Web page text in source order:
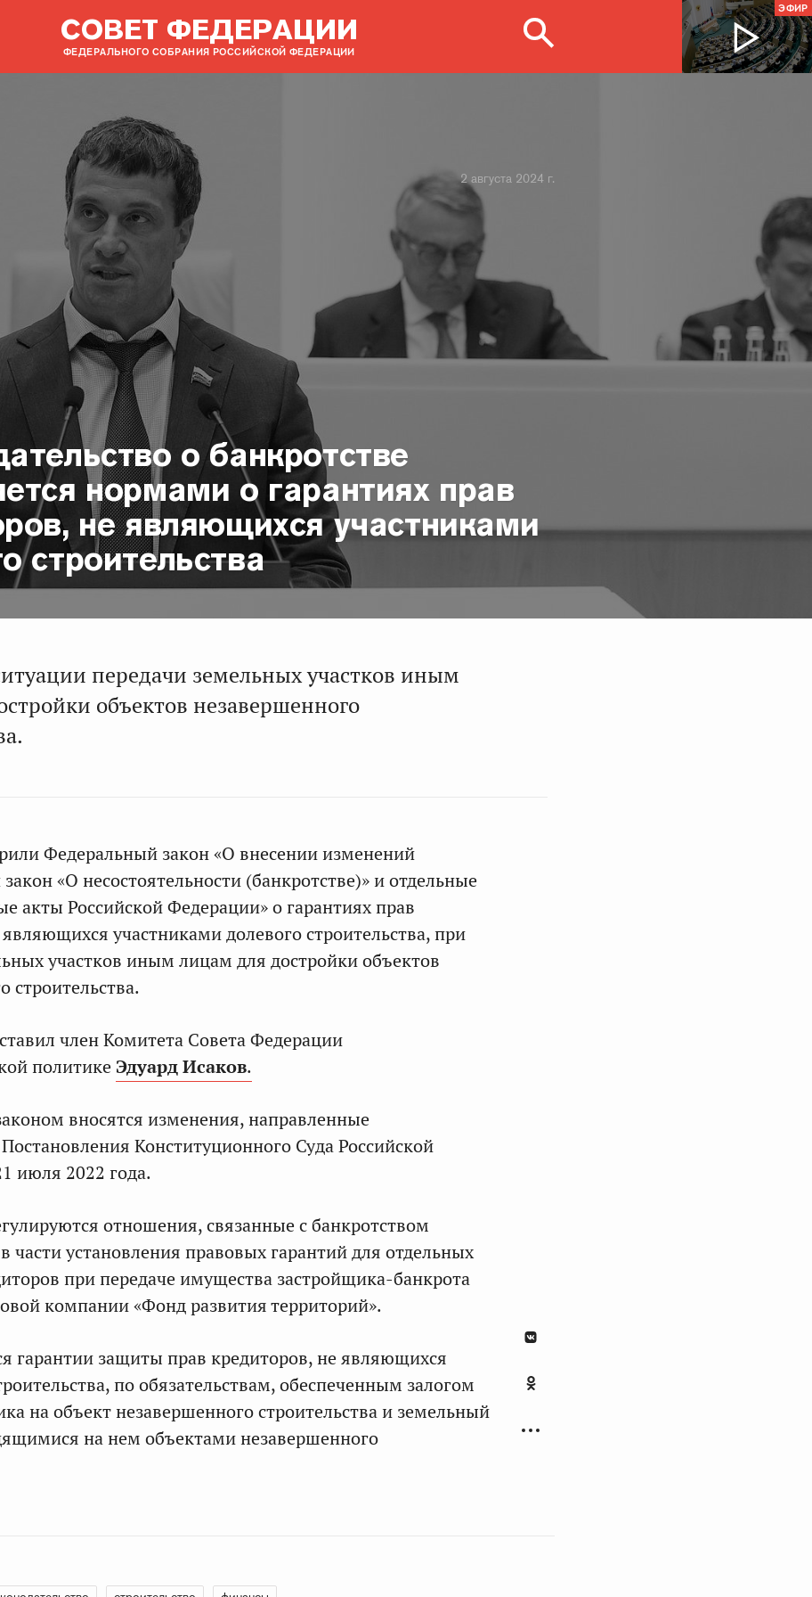
СОВЕТ ФЕДЕРАЦИИ
ФЕДЕРАЛЬНОГО СОБРАНИЯ РОССИЙСКОЙ ФЕДЕРАЦИИ
ЭФИР
о банкротстве
нормами о гарантиях прав
не являющихся участниками
строительства
2 августа 2024 г.
передачи земельных участков иным
объектов незавершенного
Федеральный закон «О внесении изменений
«О несостоятельности (банкротстве)» и отдельные
акты Российской Федерации» о гарантиях прав
участниками долевого строительства, при
участков иным лицам для достройки объектов
строительства.
член Комитета Совета Федерации
политике Эдуард Исаков.
вносятся изменения, направленные
Конституционного Суда Российской
июля 2022 года.
отношения, связанные с банкротством
части установления правовых гарантий для отдельных
при передаче имущества застройщика-банкрота
компании «Фонд развития территорий».
гарантии защиты прав кредиторов, не являющихся
по обязательствам, обеспеченным залогом
на объект незавершенного строительства и земельный
на нем объектами незавершенного